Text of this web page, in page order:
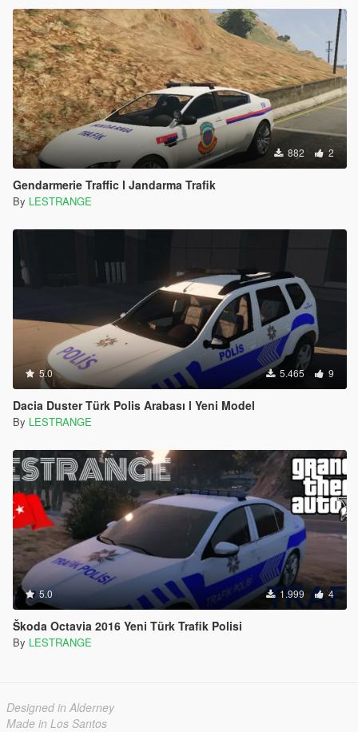
882 2
Gendarmerie Traffic l Jandarma Trafik
By LESTRANGE
5.0 5.465 9
Dacia Duster Türk Polis Arabası l Yeni Model
By LESTRANGE
5.0 1.999 4
Škoda Octavia 2016 Yeni Türk Trafik Polisi
By LESTRANGE
Designed in Alderney
Made in Los Santos